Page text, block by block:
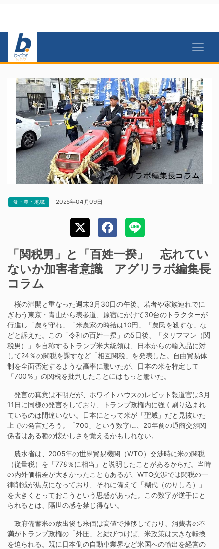
食・農・地域 2025年04月09日
「関税男」と「百姓一揆」 忘れてい
ないか加害者意識 アグリラボ編集長
コラム
桜の満開と重なった週末3月30日の午後、若者や家族連れでに
ぎわう東京・青山から表参道、原宿にかけて30台のトラクターが
行進し「農を守れ」「米農家の時給は10円」「農民を殺すな」な
どと訴えた。この「令和の百姓一揆」の5日後、「タリフマン（関
税男）」を自称するトランプ米大統領は、日本からの輸入品に対
して24％の関税を課すなど「相互関税」を発表した。自由貿易体
制を全面否定するような高率に驚いたが、日本の米を特定して
「700％」の関税を批判したことにはもっと驚いた。
発言の真意は不明だが、ホワイトハウスのレビット報道官は3月
11日に同様の発言をしており、トランプ政権内に強く刷り込まれ
ているのは間違いない。日本にとって米が「聖域」だと見抜いた
上での発言だろう。「700」という数字に、20年前の通商交渉関
係者はある種の懐かしさを覚えるかもしれない。
農水省は、2005年の世界貿易機関（WTO）交渉時に米の関税
（従量税）を「778％に相当」と説明したことがあるからだ。当時
の内外価格差が大きかったこともあるが、WTO交渉では関税の一
律削減が焦点になっており、それに備えて「糊代（のりしろ）」
を大きくとっておこうという思惑があった。この数字が逆手にと
られるとは、隔世の感を禁じ得ない。
政府備蓄米の放出後も米価は高値で推移しており、消費者の不
満がトランプ政権の「外圧」と結びつけば、米政策は大きな転換
を迫られる。既に日本側の自動車業界など米国への輸出を経営の